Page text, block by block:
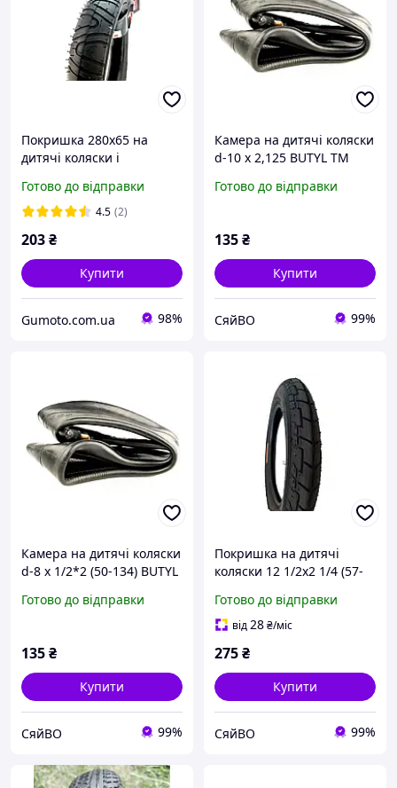
Покришка 280х65 на
дитячі коляски і
камерна Індія
Готово до відправки
4.5 (2)
203₴
Купити
Gumoto.com.ua 98%
Камера на дитячі коляски
d-10 х 2,125 BUTYL ТМ
Готово до відправки
135₴
Купити
СяйВО 99%
Камера на дитячі коляски
d-8 х 1/2*2 (50-134) BUTYL
Готово до відправки
135₴
Купити
СяйВО 99%
Покришка на дитячі
коляски 12 1/2х2 1/4 (57-
Готово до відправки
від28₴/міс
275₴
Купити
СяйВО 99%